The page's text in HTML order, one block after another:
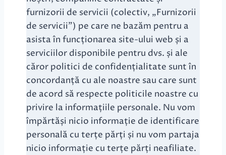
furnizorii de servicii (colectiv, „Furnizorii
de servicii”) pe care ne bazăm pentru a
asista în funcționarea site-ului web și a
serviciilor disponibile pentru dvs. și ale
căror politici de confidențialitate sunt în
concordanță cu ale noastre sau care sunt
de acord să respecte politicile noastre cu
privire la informațiile personale. Nu vom
împărtăși nicio informație de identificare
personală cu terțe părți și nu vom partaja
nicio informație cu terțe părți neafiliate.